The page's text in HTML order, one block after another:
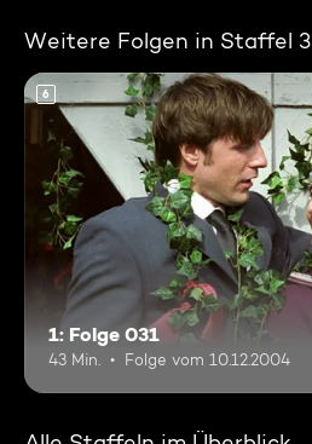
Weitere Folgen in Staffel 3
6
1: Folge 031
43 Min. Folge vom 10.12.2004